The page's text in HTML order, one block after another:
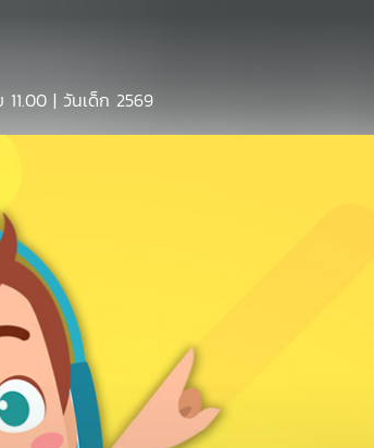
| วันเด็ก 2569